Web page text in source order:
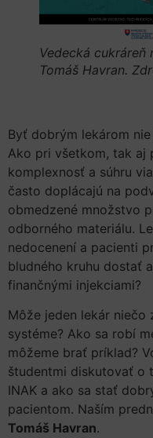
Vedecká cukráreň
Tomáš Havran.
Byť dobrým lekárom
Ako pri všetkom, tak aj
komplexnosť a súhru
často doplácajú na
obmedzené množstvo
odborného materiálu.
nedocenení a pacienti
bludného kruhu dostať
finančnými injekciami?
Môže jeden lekár
systéme? Ako sa robí
môžeme brať príklad?
študentmi diskutovať o
INAK a ako sa stať
pacientom. Naším
Tomáš Havran.